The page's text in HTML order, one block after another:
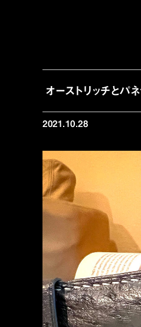
オーストリッチとパ
2021.10.28